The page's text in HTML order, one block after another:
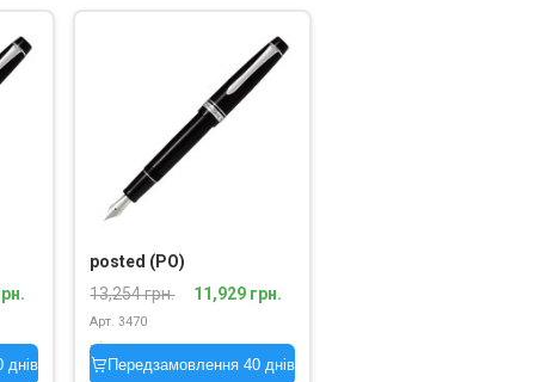
днів
posted (PO)
13,254 грн.
11,929 грн.
Арт. 3470
під замовлення
Передзамовлення 40 днів